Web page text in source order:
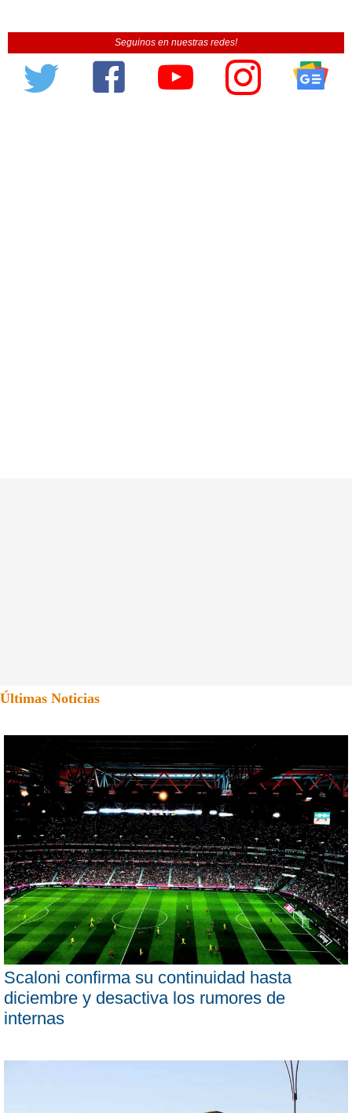
Seguinos en nuestras redes!
Últimas Noticias
Scaloni confirma su continuidad hasta
diciembre y desactiva los rumores de
internas